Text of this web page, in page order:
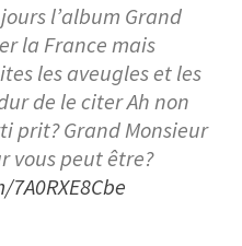
l’album Grand
la France mais
les aveugles et les
de le citer Ah non
prit? Grand Monsieur
vous peut être?